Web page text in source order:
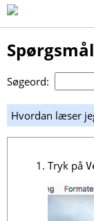
Søgeord:
Hvordan læser
Tryk på